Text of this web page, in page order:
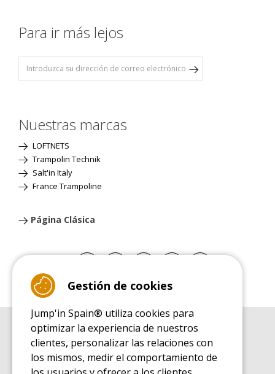
Para ir más lejos
Nuestras marcas
LOFTNETS
Trampolin Technik
Salt'in Italy
France Trampoline
Página Clásica
GUÍA DE COMPRA
Guía de compra para las camas elásticas de ocio
GUÍA DE INSTALACIÓN
Gestión de cookies
Jump'in Spain® utiliza cookies para
optimizar la experiencia de nuestros
clientes, personalizar las relaciones con
los mismos, medir el comportamiento de